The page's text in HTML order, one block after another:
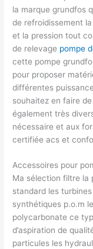
la marque grundfos
de refroidissement la
et la pression tout
de relevage pompe
cette pompe
pour proposer
différentes
souhaitez en faire
également très
nécessaire et aux
certifiée acs et
Accessoires pour
Ma sélection filtre la
standard les
synthétiques p.o.m
polycarbonate ce
d’aspiration de
particules les